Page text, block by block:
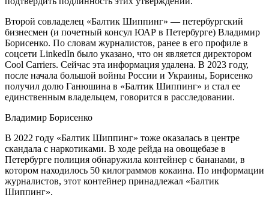
Второй совладелец «Балтик Шиппинг» — петербургский
бизнесмен (и почетный консул ЮАР в Петербурге) Владимир
Борисенко. По словам журналистов, ранее в его профиле в
соцсети LinkedIn было указано, что он является директором
Cool Carriers. Сейчас эта информация удалена. В 2023 году,
после начала большой войны России и Украины, Борисенко
получил долю Ганюшина в «Балтик Шиппинг» и стал ее
единственным владельцем, говорится в расследовании.
Владимир Борисенко
В 2022 году «Балтик Шиппинг» тоже оказалась в центре
скандала с наркотиками. В ходе рейда на овощебазе в
Петербурге полиция обнаружила контейнер с бананами, в
котором находилось 50 килограммов кокаина. По информации
журналистов, этот контейнер принадлежал «Балтик
Шиппинг».